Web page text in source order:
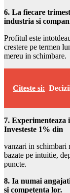
6. La fiecare
industria si
Profitul este
crestere pe termen
mereu in schimbare.
Citeste si:
7. Experimenteaza
Investeste 1% din
vanzari in schimbari
bazate pe intuitie,
puncte.
8. Ia numai
si competenta lor.